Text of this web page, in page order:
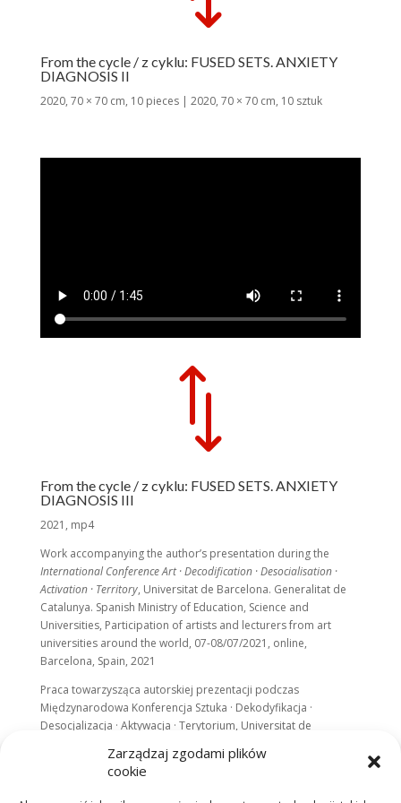
Zarządzaj zgodami plików
cookie
From the cycle / z cyklu: FUSED SETS. ANXIETY
DIAGNOSIS II
2020, 70 × 70 cm, 10 pieces | 2020, 70 × 70 cm, 10 sztuk
*
From the cycle / z cyklu: FUSED SETS. ANXIETY
DIAGNOSIS III
2021, mp4
Work accompanying the author’s presentation during the
International Conference Art · Decodification · Desocialisation ·
Activation · Territory, Universitat de Barcelona. Generalitat de
Catalunya. Spanish Ministry of Education, Science and
Universities, Participation of artists and lecturers from art
universities around the world, 07-08/07/2021, online,
Barcelona, ​​​​Spain, 2021
Praca towarzysząca autorskiej prezentacji podczas
Międzynarodowa Konferencja Sztuka · Dekodyfikacja ·
Desocjalizacja · Aktywacja · Terytorium, Universitat de
Edukacji, Nauki i Uniwersytetów, Udział artystów
i wykładowców z artystycznych uczelni z całego świata, 07-
08.07.2021, on-line, Barcelona, ​​Hiszpania, 2021